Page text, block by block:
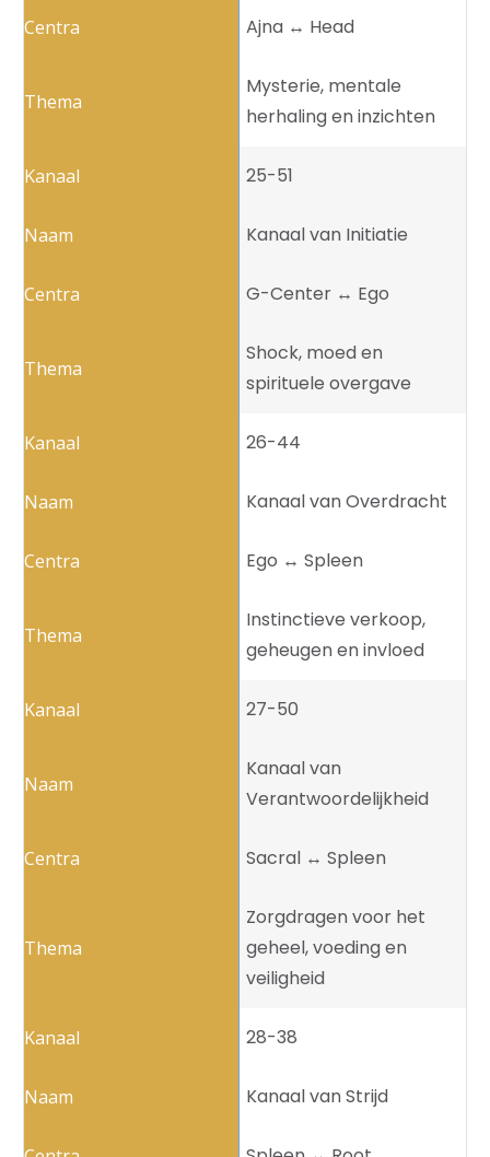
Ajna ↔️ Head
Mysterie, mentale
herhaling en inzichten
25-51
Kanaal van Initiatie
G-Center ↔️ Ego
Shock, moed en
spirituele overgave
26-44
Kanaal van Overdracht
Ego ↔️ Spleen
Instinctieve verkoop,
geheugen en invloed
27-50
Kanaal van
Verantwoordelijkheid
Sacral ↔️ Spleen
Zorgdragen voor het
geheel, voeding en
veiligheid
28-38
Kanaal van Strijd